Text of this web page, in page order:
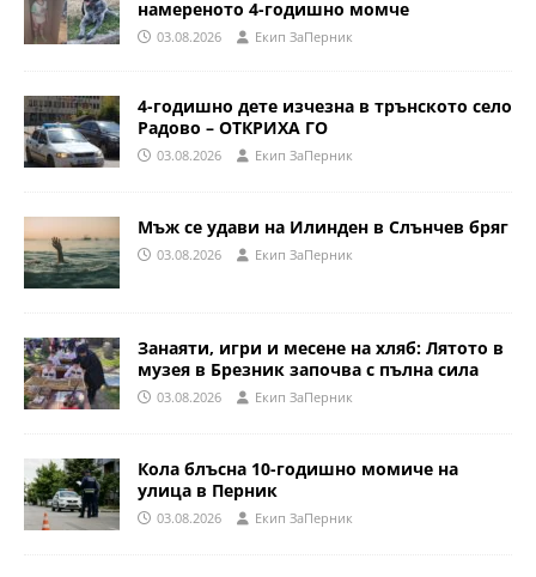
намереното 4-годишно момче
03.08.2026 Eкип ЗаПерник
4-годишно дете изчезна в трънското село
Радово – ОТКРИХА ГО
03.08.2026 Eкип ЗаПерник
Мъж се удави на Илинден в Слънчев бряг
03.08.2026 Eкип ЗаПерник
Занаяти, игри и месене на хляб: Лятото в
музея в Брезник започва с пълна сила
03.08.2026 Eкип ЗаПерник
Кола блъсна 10-годишно момиче на
улица в Перник
03.08.2026 Eкип ЗаПерник